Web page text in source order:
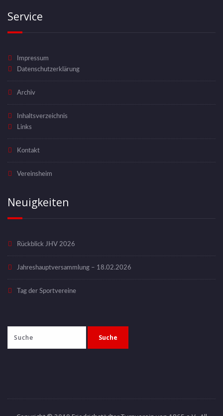
Service
Impressum
Datenschutzerklärung
Archiv
Inhaltsverzeichnis
Links
Kontakt
Vereinsheim
Neuigkeiten
Rückblick JHV 2026
Jahreshauptversammlung – 18.02.2026
Tag der Sportvereine